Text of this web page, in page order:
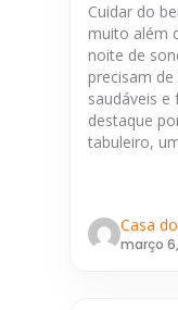
Cuidar do
muito além
noite de
precisam
saudáveis e
destaque
tabuleiro,
Casa
março